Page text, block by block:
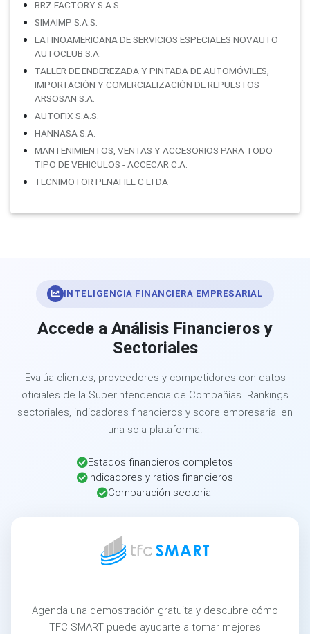
BRZ FACTORY S.A.S.
SIMAIMP S.A.S.
LATINOAMERICANA DE SERVICIOS ESPECIALES NOVAUTO
AUTOCLUB S.A.
TALLER DE ENDEREZADA Y PINTADA DE AUTOMÓVILES,
IMPORTACIÓN Y COMERCIALIZACIÓN DE REPUESTOS
ARSOSAN S.A.
AUTOFIX S.A.S.
HANNASA S.A.
MANTENIMIENTOS, VENTAS Y ACCESORIOS PARA TODO
TIPO DE VEHICULOS - ACCECAR C.A.
TECNIMOTOR PENAFIEL C LTDA
INTELIGENCIA FINANCIERA EMPRESARIAL
Accede a Análisis Financieros y
Sectoriales
Evalúa clientes, proveedores y competidores con datos
oficiales de la Superintendencia de Compañías. Rankings
sectoriales, indicadores financieros y score empresarial en
una sola plataforma.
Estados financieros completos
Indicadores y ratios financieros
Comparación sectorial
Agenda una demostración gratuita y descubre cómo
TFC SMART puede ayudarte a tomar mejores